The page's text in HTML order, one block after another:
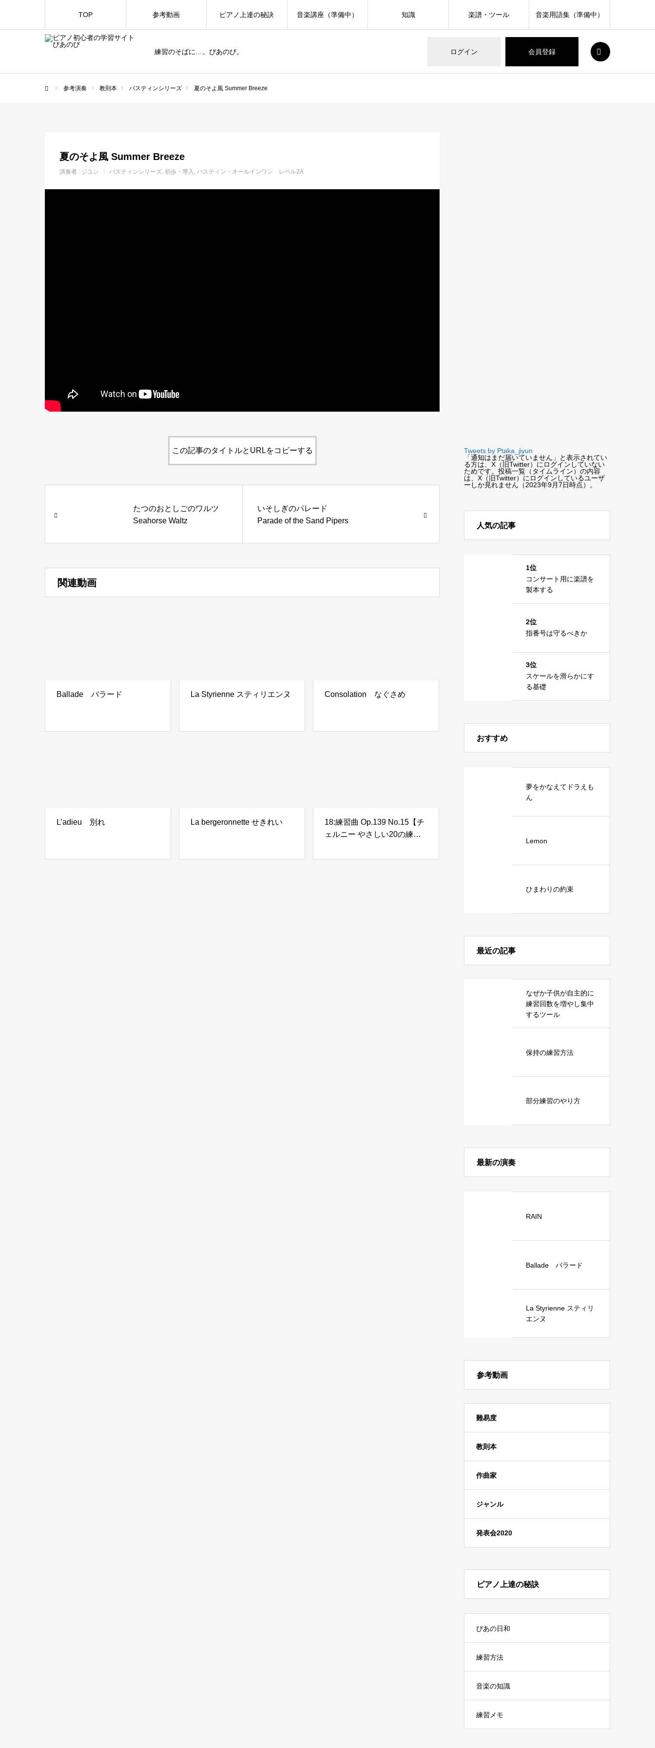
練習のそばに…。ぴあのび。 ログイン 会員登録
TOP 参考動画 ピアノ上達の秘訣 音楽講座（準備中） 知識 楽譜・ツール 音楽用語集（準備中）
参考演奏 教則本 バスティンシリーズ 夏のそよ風 Summer Breeze
夏のそよ風 Summer Breeze
演奏者 : ジユン バスティンシリーズ 初歩・導入 バスティン・オールインワン レベル2A
この記事のタイトルとURLをコピーする
たつのおとしごのワルツ
Seahorse Waltz
いそしぎのパレード
Parade of the Sand Pipers
関連動画
Ballade バラード La Styrienne スティリエンヌ Consolation なぐさめ
L’adieu 別れ La bergeronnette せきれい
18:練習曲 Op.139 No.15【チ
ェルニー やさしい20の練習
に】
Tweets by Ptaka_jiyun
「通知はまだ届いていません」と表示されてい
る方は、X（旧Twitter）にログインしていない
ためです。投稿一覧（タイムライン）の内容
は、X（旧Twitter）にログインしているユーザ
ーしか見れません（2023年9月7日時点）。
人気の記事
1位
コンサート用に楽譜を
製本する
2位
指番号は守るべきか
3位
スケールを滑らかにす
る基礎
おすすめ
夢をかなえてドラえも
ん
Lemon
ひまわりの約束
最近の記事
なぜか子供が自主的に
練習回数を増やし集中
するツール
保持の練習方法
部分練習のやり方
最新の演奏
RAIN
Ballade バラード
La Styrienne スティリ
エンヌ
参考動画
難易度
教則本
作曲家
ジャンル
発表会2020
ピアノ上達の秘訣
ぴあの日和
練習方法
音楽の知識
練習メモ